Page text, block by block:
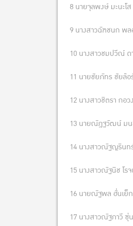
8 นายจุลพงษ์ มะนะโส
9 นางสาวฉัฑชนก พล
10 นางสาวชมปวีณ์ ด
11 นายชัยภัทร ชัยล้
12 นางสาวชิตรา กอ
13 นายณัฎฐวัฒน์ ม
14 นางสาวณัฐญริน
15 นางสาวณัฐนิช โร
16 นายณัฐพล ฮั่นเย็ก
17 นางสาวณัฐภาวี ซุ่